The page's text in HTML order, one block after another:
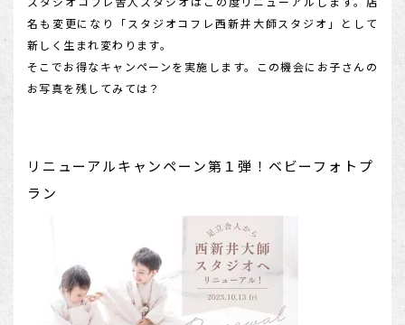
名も変更になり「スタジオコフレ西新井大師スタジオ」として
新しく生まれ変わります。
そこでお得なキャンペーンを実施します。この機会にお子さんの
お写真を残してみては？
リニューアルキャンペーン第１弾！ベビーフォトプ
ラン